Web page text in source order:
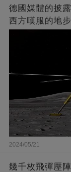
德國媒體的披
西方嘆服的地步
2024/05/21
幾千枚飛彈壓